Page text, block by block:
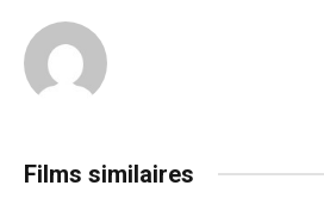
Films similaires